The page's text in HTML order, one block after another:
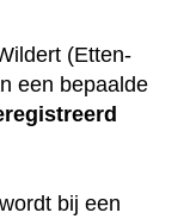
(Etten-
een bepaalde
bij een